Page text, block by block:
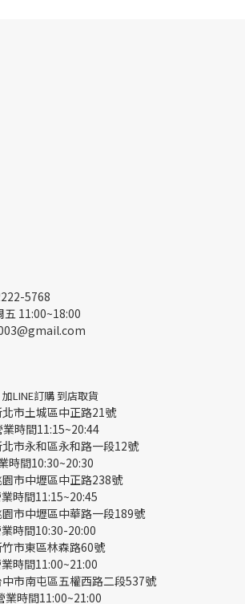
5768
五 11:00~18:00
加LINE訂購 到店取貨
北市土城區中正路21號
時間11:15~20:44
北市永和區永和路一段12號
時間10:30~20:30
園市中壢區中正路238號
時間11:15~20:45
園市中壢區中華路一段189號
時間10:30-20:00
竹市東區林森路60號
時間11:00~21:00
中市南屯區五權西路二段537號
時間11:00~21:00